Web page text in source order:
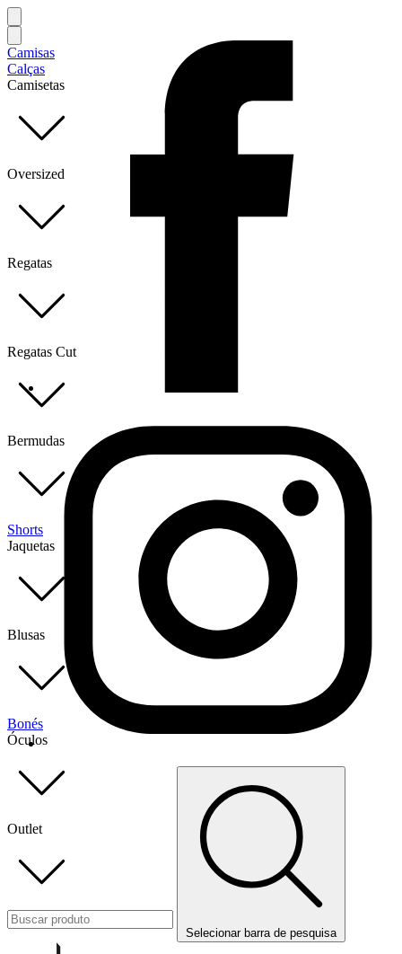
Camisas
Calças
Camisetas
Oversized
Regatas
Regatas Cut
Bermudas
Shorts
Jaquetas
Blusas
Bonés
Óculos
Outlet
Selecionar barra de pesquisa